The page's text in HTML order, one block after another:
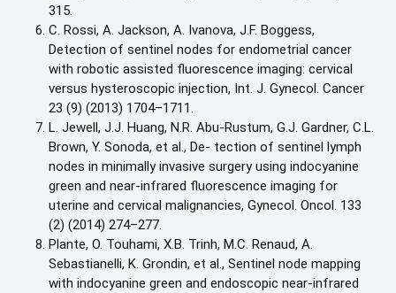
315.
C. Rossi, A. Jackson, A. Ivanova, J.F. Boggess,
Detection of sentinel nodes for endometrial cancer
with robotic assisted fluorescence imaging: cervical
versus hysteroscopic injection, Int. J. Gynecol. Cancer
23 (9) (2013) 1704–1711.
L. Jewell, J.J. Huang, N.R. Abu-Rustum, G.J. Gardner, C.L.
Brown, Y. Sonoda, et al., De- tection of sentinel lymph
nodes in minimally invasive surgery using indocyanine
green and near-infrared fluorescence imaging for
uterine and cervical malignancies, Gynecol. Oncol. 133
(2) (2014) 274–277.
Plante, O. Touhami, X.B. Trinh, M.C. Renaud, A.
Sebastianelli, K. Grondin, et al., Sentinel node mapping
with indocyanine green and endoscopic near-infrared